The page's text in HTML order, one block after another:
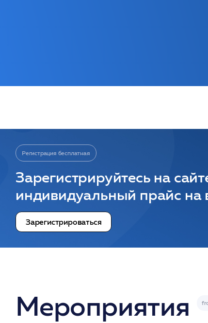
Регистрация бесплатная
Зарегистрируйтесь на
индивидуальный прайс на
Зарегистрироваться
Мероприятия